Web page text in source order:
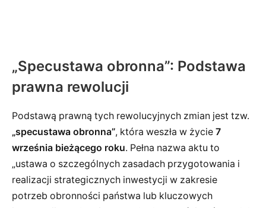
„Specustawa obronna”: Podstawa
prawna rewolucji
Podstawą prawną tych rewolucyjnych zmian jest tzw.
„specustawa obronna”, która weszła w życie 7
września bieżącego roku. Pełna nazwa aktu to
„ustawa o szczególnych zasadach przygotowania i
realizacji strategicznych inwestycji w zakresie
potrzeb obronności państwa lub kluczowych